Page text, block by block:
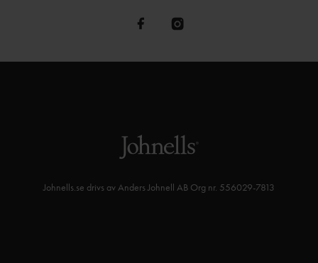
Johnells.se drivs av Anders Johnell AB Org nr. 556029-7813